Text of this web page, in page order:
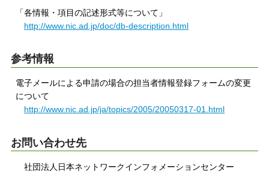
「各情報・項目の記述形式等について」
http://www.nic.ad.jp/doc/db-description.html
参考情報
電子メールによる申請の場合の担当者情報登録フォームの変更
について
http://www.nic.ad.jp/ja/topics/2005/20050317-01.html
お問い合わせ先
社団法人日本ネットワークインフォメーションセンター